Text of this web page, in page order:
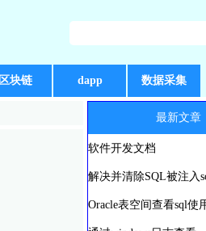
区块链 dapp 数据采集
最新文章
软件开发文档
Oracle表空间查看sql使